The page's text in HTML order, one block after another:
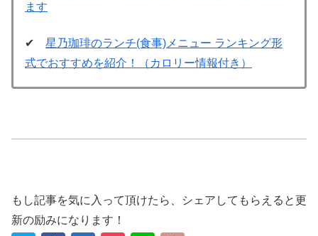
ます
✔ 星乃珈琲のランチ(食事)メニュー ランキング形
式でおすすめを紹介！（カロリー情報付き）
もし記事を気に入って頂けたら、シェアしてもらえると更
新の励みになります！